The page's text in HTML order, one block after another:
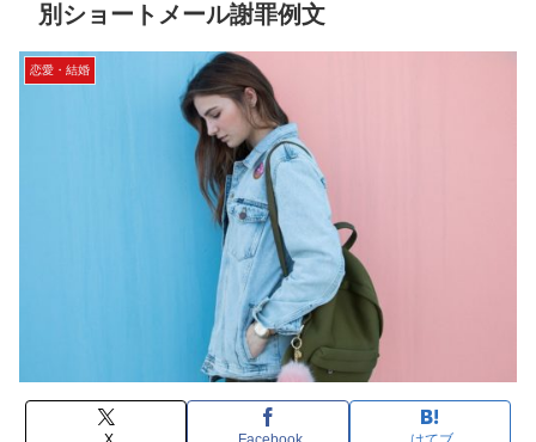
別ショートメール謝罪例文
恋愛・結婚